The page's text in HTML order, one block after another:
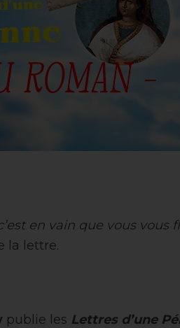
en vain que vous vous
la lettre.
publie les Lettres d’une